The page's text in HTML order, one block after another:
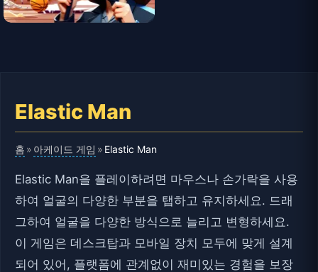
Elastic Man
홈 » 아케이드 게임 » Elastic Man
Elastic Man을 플레이하려면 마우스나 손가락을 사용
하여 얼굴의 다양한 부분을 탭하고 유지하세요. 드래
그하여 얼굴을 다양한 방식으로 늘리고 변형하세요.
이 게임은 데스크탑과 모바일 장치 모두에 맞게 설계
되어 있어, 플랫폼에 관계없이 재미있는 경험을 보장